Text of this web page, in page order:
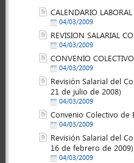
CALENDARIO
04/03/2009
REVISION SALARIAL
04/03/2009
CONVENIO
04/03/2009
Revisión Salarial del
21 de julio de 2008)
04/03/2009
Convenio Colectivo de
04/03/2009
Revisión Salarial del
16 de febrero de 2009)
04/03/2009